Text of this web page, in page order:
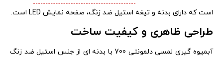
است که دارای بدنه و تیغه استیل ضد زنگ، صفحه نمایش LED است.
طراحی ظاهری و کیفیت ساخت
آبمیوه گیری لمسی دلمونتی 700 با بدنه ای از جنس استیل ضد زنگ